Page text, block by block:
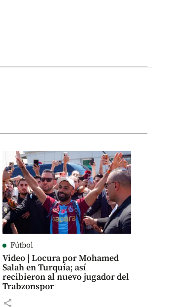
Fútbol
Video | Locura por Mohamed
Salah en Turquía; así
recibieron al nuevo jugador del
Trabzonspor
share